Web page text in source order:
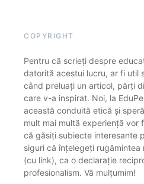
COPYRIGHT
Pentru că scrieți despre
datorită acestui lucru, ar fi util
când preluați un articol, părți
care v-a inspirat. Noi, la
această conduită etică și
mult mai multă experiență vor
că găsiți subiecte interesante
siguri că înțelegeți rugămintea
(cu link), ca o declarație
profesionalism. Vă mulțumim!